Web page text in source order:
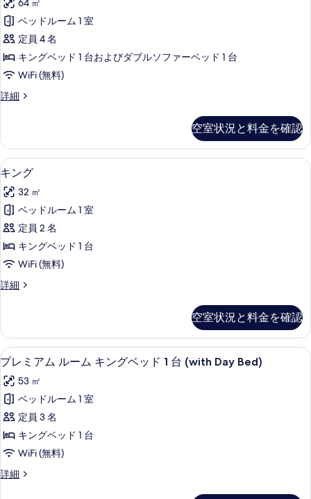
す
べ
て
の
写
真
示
す
る
ド
付
き)
の
詳
細
グ
ス
イ
ー
の
べ
て
の
写
真
を
表
示
す
64 ㎡
ベッドルーム 1 室
定員 4 名
キングベッド 1 台およびダブルソファーベッド 1 台
WiFi (無料)
詳細
キ
イ
ー
ト
詳
細
空室状況と料金を確認
キ
ン
グ
の
す
べ
の
真
を
表
示
す
る
セーフティボックス (室内)、デスク
20
キング
32 ㎡
ベッドルーム 1 室
定員 2 名
キングベッド 1 台
WiFi (無料)
詳細
キ
詳
細
空室状況と料金を確認
プ
レ
ミ
ア
ム
ル
ム
プレミアム ルーム キングベッド 1
21
プレミアム ルーム キングベッド 1 台 (with Day Bed)
53 ㎡
ベッドルーム 1 室
定員 3 名
キングベッド 1 台
WiFi (無料)
詳細
プ